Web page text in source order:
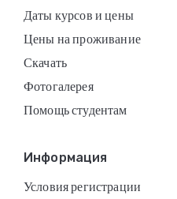
Даты курсов и цены
Цены на проживание
Скачать
Фотогалерея
Помощь студентам
Информация
Условия регистрации